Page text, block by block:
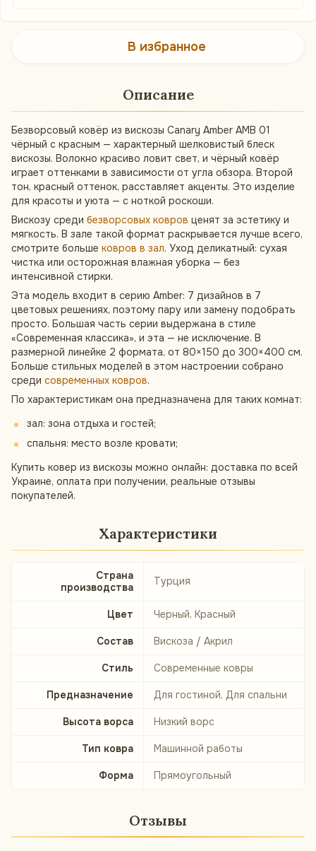
В избранное
Описание
Безворсовый ковёр из вискозы Canary Amber AMB 01
чёрный с красным — характерный шелковистый блеск
вискозы. Волокно красиво ловит свет, и чёрный ковёр
играет оттенками в зависимости от угла обзора. Второй
тон, красный оттенок, расставляет акценты. Это изделие
для красоты и уюта — с ноткой роскоши.
Вискозу среди безворсовых ковров ценят за эстетику и
мягкость. В зале такой формат раскрывается лучше всего,
смотрите больше ковров в зал. Уход деликатный: сухая
чистка или осторожная влажная уборка — без
интенсивной стирки.
Эта модель входит в серию Amber: 7 дизайнов в 7
цветовых решениях, поэтому пару или замену подобрать
просто. Большая часть серии выдержана в стиле
«Современная классика», и эта — не исключение. В
размерной линейке 2 формата, от 80×150 до 300×400 см.
Больше стильных моделей в этом настроении собрано
среди современных ковров.
По характеристикам она предназначена для таких комнат:
зал: зона отдыха и гостей;
спальня: место возле кровати;
Купить ковер из вискозы можно онлайн: доставка по всей
Украине, оплата при получении, реальные отзывы
покупателей.
Характеристики
Страна
производства
Турция
Цвет Черный, Красный
Состав Вискоза / Акрил
Стиль Современные ковры
Предназначение Для гостиной, Для спальни
Высота ворса Низкий ворс
Тип ковра Машинной работы
Форма Прямоугольный
Отзывы